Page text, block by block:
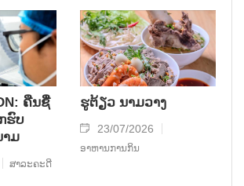
ຄືນຊື່
ຮົບ
ມ
ສາລະຄະດີ
ຮູຕ້ຽວ ນາມວາງ
23/07/2026
ອາຫານການກິນ